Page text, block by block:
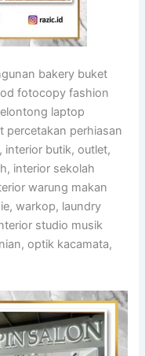
bakery buket
fotocopy fashion
laptop
percetakan perhiasan
interior butik, outlet,
interior sekolah
warung makan
warkop, laundry
studio musik
optik kacamata,